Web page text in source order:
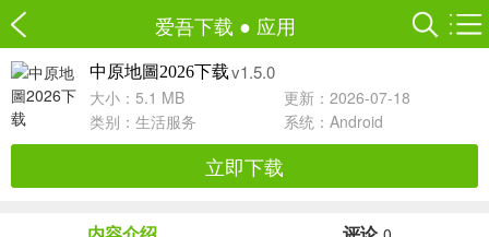
爱吾下载 ● 应用
中原地圖2026下载v1.5.0
大小：5.1 MB
更新：2026-07-18
类别： 生活服务 系统：Android
立即下载